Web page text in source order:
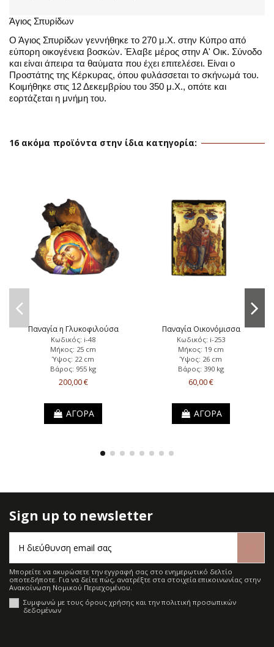
Άγιος Σπυρίδων
Ο Άγιος Σπυρίδων γεννήθηκε το 270 μ.Χ. στην Κύπρο από
εύπορη οικογένεια βοσκών. Έλαβε μέρος στην Α' Οικ. Σύνοδο
και είναι άπειρα τα θαύματα που έχει επιτελέσει. Είναι ο
Προστάτης της Κέρκυρας, όπου φυλάσσεται το σκήνωμά του.
Κοιμήθηκε στις 12 Δεκεμβρίου του 350 μ.Χ., οπότε και
εορτάζεται η μνήμη του.
16 ακόμα προϊόντα στην ίδια κατηγορία:
Παναγία η Γλυκοφιλούσα
Κωδικός: i-48
Μήκος: 25 cm
Ύψος: 22 cm
Βάρος: 955 kg
200,00 €
ΑΓΟΡΑ
Παναγία Οικονόμισσα
Κωδικός: i-253
Μήκος: 19 cm
Ύψος: 26 cm
Βάρος: 390 kg
60,00 €
ΑΓΟΡΑ
Sign up to newsletter
Μπορείτε να ακυρώσετε την εγγραφή σας στο ενημερωτικό δελτίο
οποτεδήποτε. Για να δείτε πώς, ανατρέξτε στα στοιχεία επικοινωνίας στην
Ανακοίνωση Νομικού Περιεχομένου.
Συμφωνώ με τους όρους χρήσης και την πολιτική προσωπικών
δεδομένων